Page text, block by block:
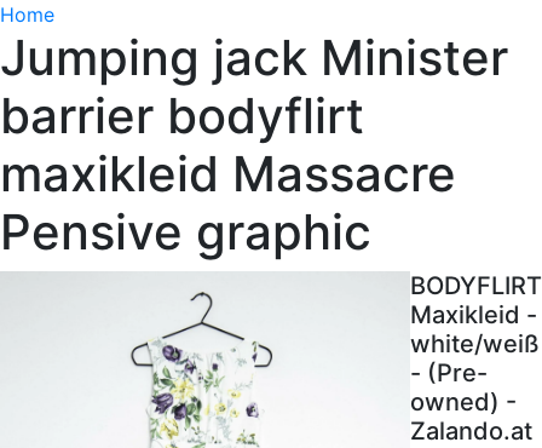
Home
Jumping jack Minister
barrier bodyflirt
maxikleid Massacre
Pensive graphic
BODYFLIRT
Maxikleid -
white/weiß
- (Pre-
owned) -
Zalando.at